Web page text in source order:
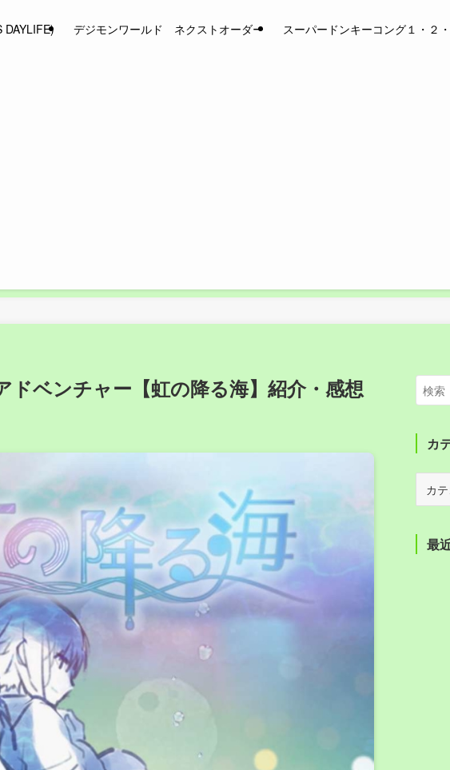
DAYLIFE) デジモンワールド ネクストオーダー スーパードンキーコング１・
ベンチャー【虹の降る海】紹介・感想
カ
リ
ー 最